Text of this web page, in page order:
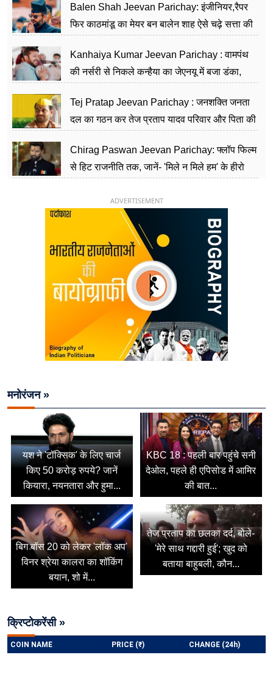
Balen Shah Jeevan Parichay: इंजीनियर,रैपर
फिर काठमांडू का मेयर बन बालेन शाह ऐसे चढ़े सत्ता की
Kanhaiya Kumar Jeevan Parichay : वामपंथ
की नर्सरी से निकले कन्हैया का जेएनयू में बजा डंका,
Tej Pratap Jeevan Parichay : जनशक्ति जनता
दल का गठन कर तेज प्रताप यादव परिवार और पिता की
Chirag Paswan Jeevan Parichay: फ्लॉप फिल्म
से हिट राजनीति तक, जानें- 'मिले न मिले हम' के हीरो
ADVERTISEMENT
मनोरंजन »
यश ने 'टॉक्सिक' के लिए चार्ज
किए 50 करोड़ रुपये? जानें
कियारा, नयनतारा और हुमा...
KBC 18 : पहली बार पहुंचे सनी
देओल, पहले ही एपिसोड में आमिर
की बात...
बिग बॉस 20 को लेकर 'लॉक अप'
विनर श्रेया कालरा का शॉकिंग
बयान, शो में...
तेज प्रताप का छलका दर्द, बोले-
'मेरे साथ गद्दारी हुई'; खुद को
बताया बाहुबली, कौन...
क्रिप्टोकरेंसी »